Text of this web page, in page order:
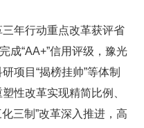
年行动重点改革获评省
成“AA+”信用评级，豫光
项目“揭榜挂帅”等体制
性改革实现精简比例、
三制”改革深入推进，高